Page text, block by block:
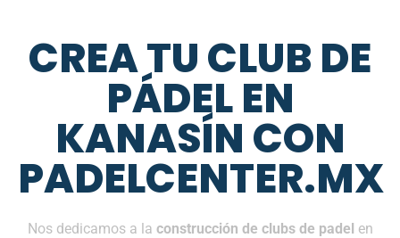
CREA TU CLUB DE
PÁDEL EN
KANASÍN CON
PADELCENTER.MX
Nos dedicamos a la construcción de clubs de padel en